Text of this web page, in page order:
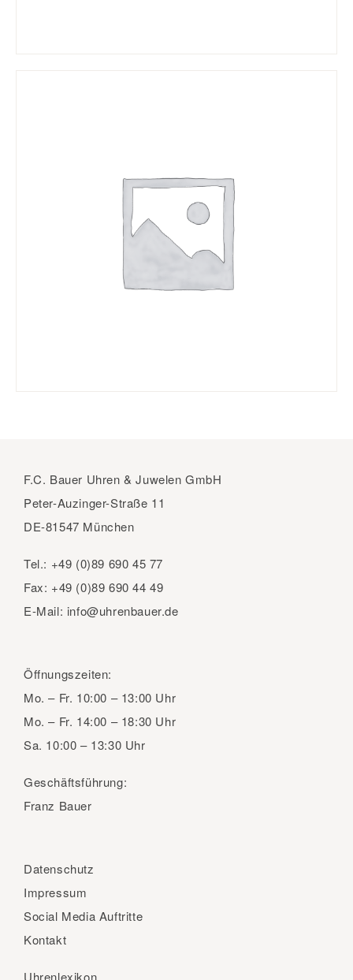
F.C. Bauer Uhren & Juwelen GmbH
Peter-Auzinger-Straße 11
DE-81547 München
Tel.: +49 (0)89 690 45 77
Fax: +49 (0)89 690 44 49
E-Mail: info@uhrenbauer.de
Öffnungszeiten:
Mo. – Fr. 10:00 – 13:00 Uhr
Mo. – Fr. 14:00 – 18:30 Uhr
Sa. 10:00 – 13:30 Uhr
Geschäftsführung:
Franz Bauer
Datenschutz
Impressum
Social Media Auftritte
Kontakt
Uhrenlexikon